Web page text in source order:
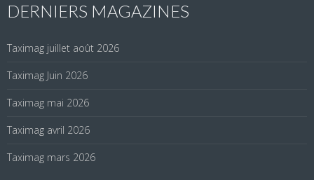
DERNIERS MAGAZINES
Taximag juillet août 2026
Taximag Juin 2026
Taximag mai 2026
Taximag avril 2026
Taximag mars 2026